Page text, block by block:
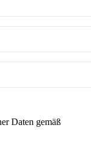
Daten gemäß